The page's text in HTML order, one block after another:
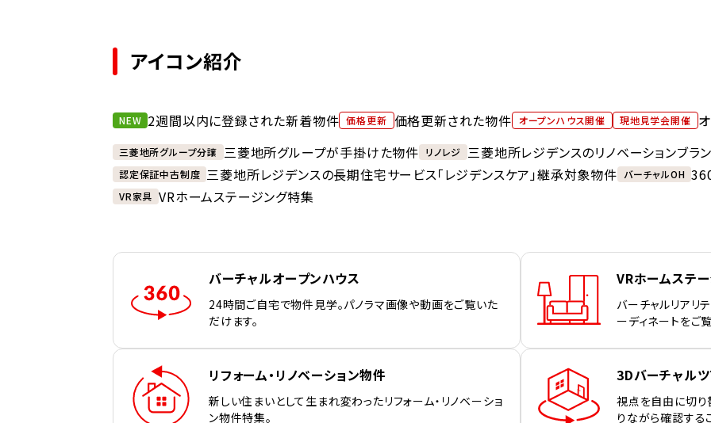
アイコン紹介
NEW 2週間以内に登録された新着物件 価格更新 価格更新された物件 オープンハウス開催 現地見学会開催
三菱地所グループ分譲 三菱地所グループが手掛けた物件 リノレジ 三菱地所レジデンスのリノベーションブラ
認定保証中古制度 三菱地所レジデンスの長期住宅サービス「レジデンスケア」継承対象物件 バーチャルOH
VR家具 VRホームステージング特集
バーチャルオープンハウス
24時間ご自宅で物件見学。パノラマ画像や動画をご覧いた
だけます。
VRホームステ
バーチャルリアリ
ーディネートをご
リフォーム・リノベーション物件
新しい住まいとして生まれ変わったリフォーム・リノベーショ
ン物件特集。
3Dバーチャル
視点を自由に切り
りながら確認する